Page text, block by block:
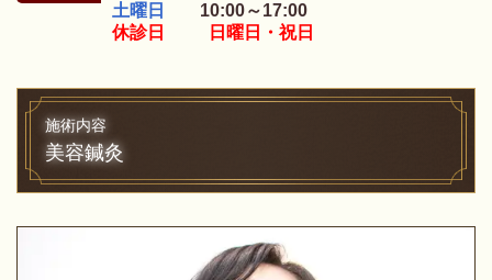
土曜日 10:00～17:00
休診日 日曜日・祝日
施術内容
美容鍼灸